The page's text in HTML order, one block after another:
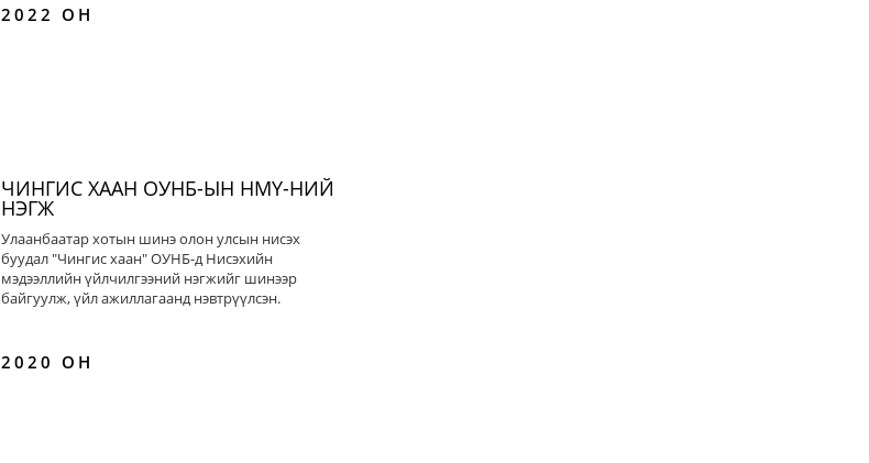
2022 ОН
ЧИНГИС ХААН ОУНБ-ЫН НМҮ-НИЙ
НЭГЖ
Улаанбаатар хотын шинэ олон улсын нисэх
буудал "Чингис хаан" ОУНБ-д Нисэхийн
мэдээллийн үйлчилгээний нэгжийг шинээр
байгуулж, үйл ажиллагаанд нэвтрүүлсэн.
2020 ОН